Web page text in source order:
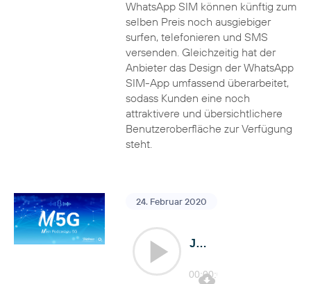
WhatsApp SIM können künftig zum
selben Preis noch ausgiebiger
surfen, telefonieren und SMS
versenden. Gleichzeitig hat der
Anbieter das Design der WhatsApp
SIM-App umfassend überarbeitet,
sodass Kunden eine noch
attraktivere und übersichtlichere
Benutzeroberfläche zur Verfügung
steht.
24. Februar 2020